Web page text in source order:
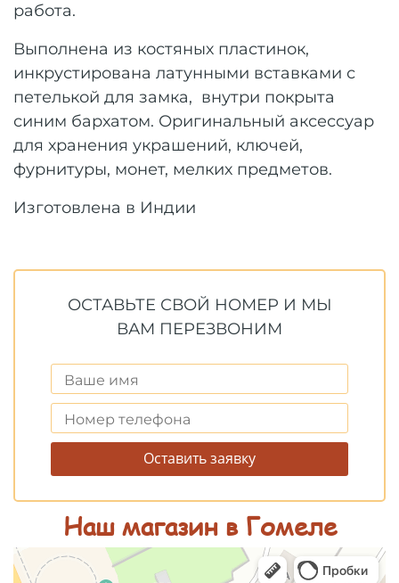
работа.
Выполнена из костяных пластинок,
инкрустирована латунными вставками с
петелькой для замка, внутри покрыта
синим бархатом. Оригинальный аксессуар
для хранения украшений, ключей,
фурнитуры, монет, мелких предметов.
Изготовлена в Индии
ОСТАВЬТЕ СВОЙ НОМЕР И МЫ
ВАМ ПЕРЕЗВОНИМ
Оставить заявку
Наш магазин в Гомеле